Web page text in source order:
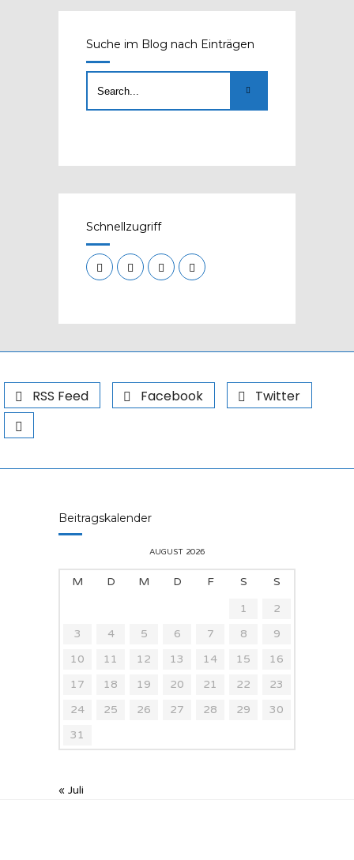
Suche im Blog nach Einträgen
Schnellzugriff
RSS Feed Facebook Twitter
Beitragskalender
AUGUST 2026
M D M D F S
S
1
2
3
4 5 6 7 8
9
10
11 12 13 14 15
16
17
18 19 20 21 22
23
24
25 26 27 28 29
30
31
« Juli